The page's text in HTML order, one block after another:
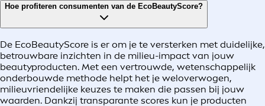
Hoe profiteren consumenten van de EcoBeautyScore?
De EcoBeautyScore is er om je te versterken met duidelijke,
betrouwbare inzichten in de milieu-impact van jouw
beautyproducten. Met een vertrouwde, wetenschappelijk
onderbouwde methode helpt het je weloverwogen,
milieuvriendelijke keuzes te maken die passen bij jouw
waarden. Dankzij transparante scores kun je producten